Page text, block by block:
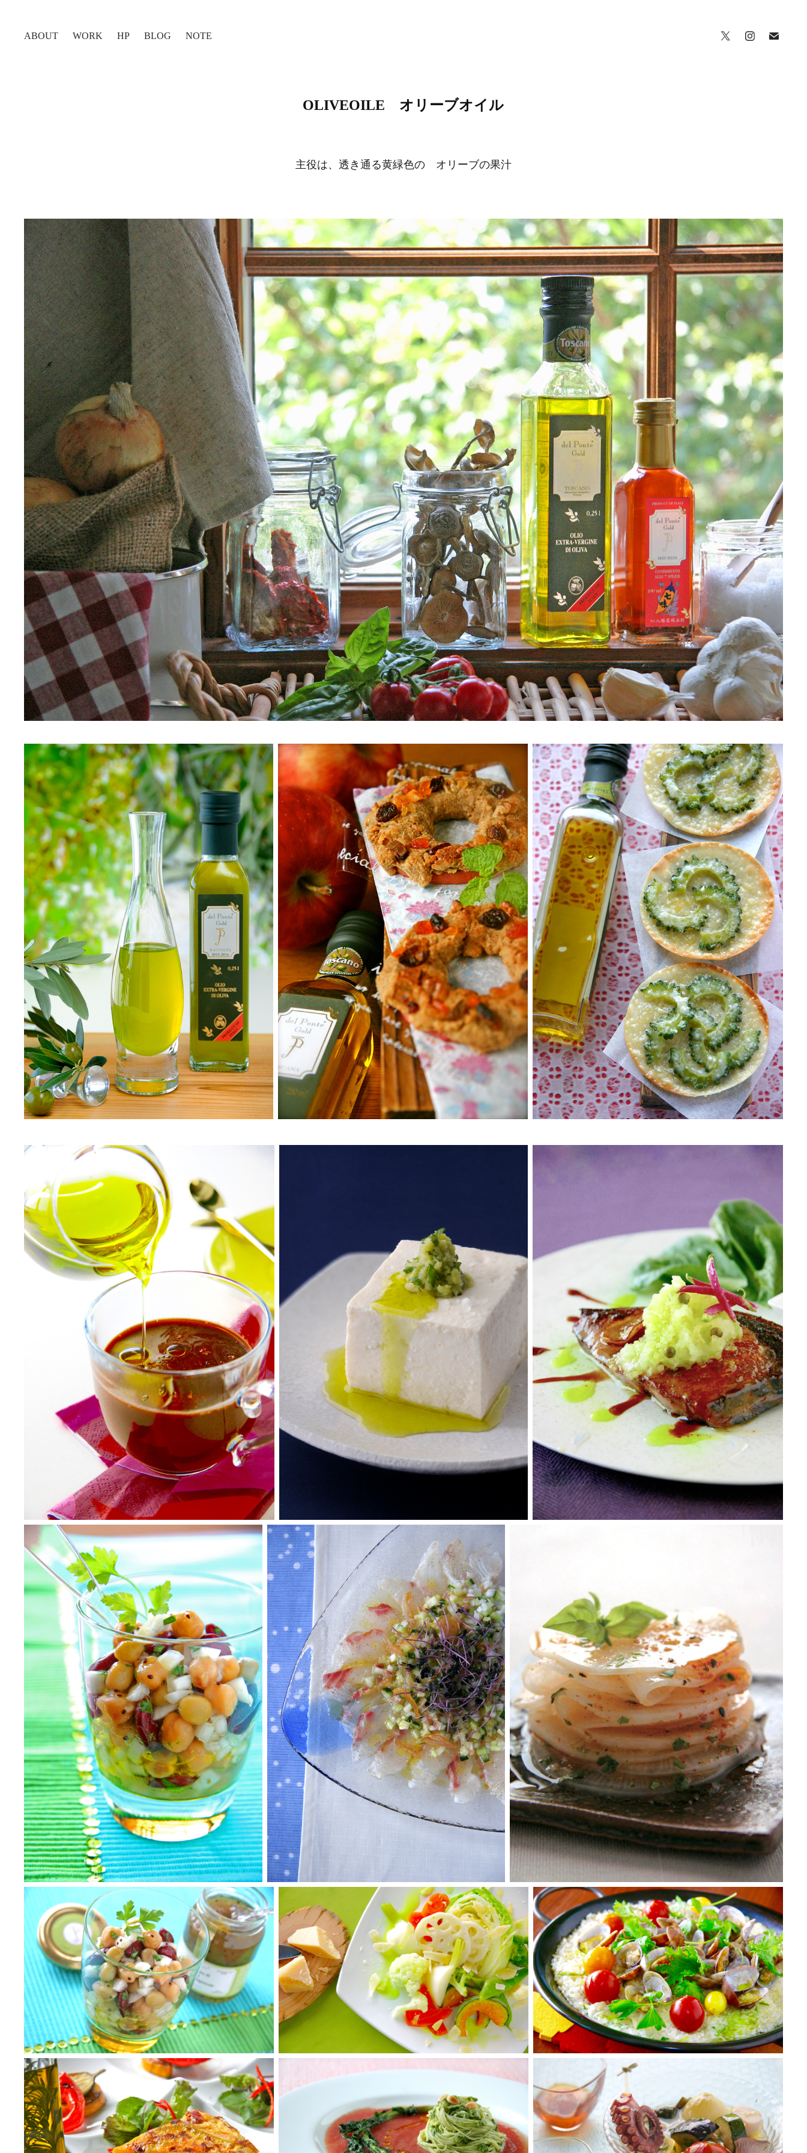
ABOUT WORK HP BLOG NOTE
OLIVEOILE　オリーブオイル
主役は、透き通る黄緑色の オリーブの果汁